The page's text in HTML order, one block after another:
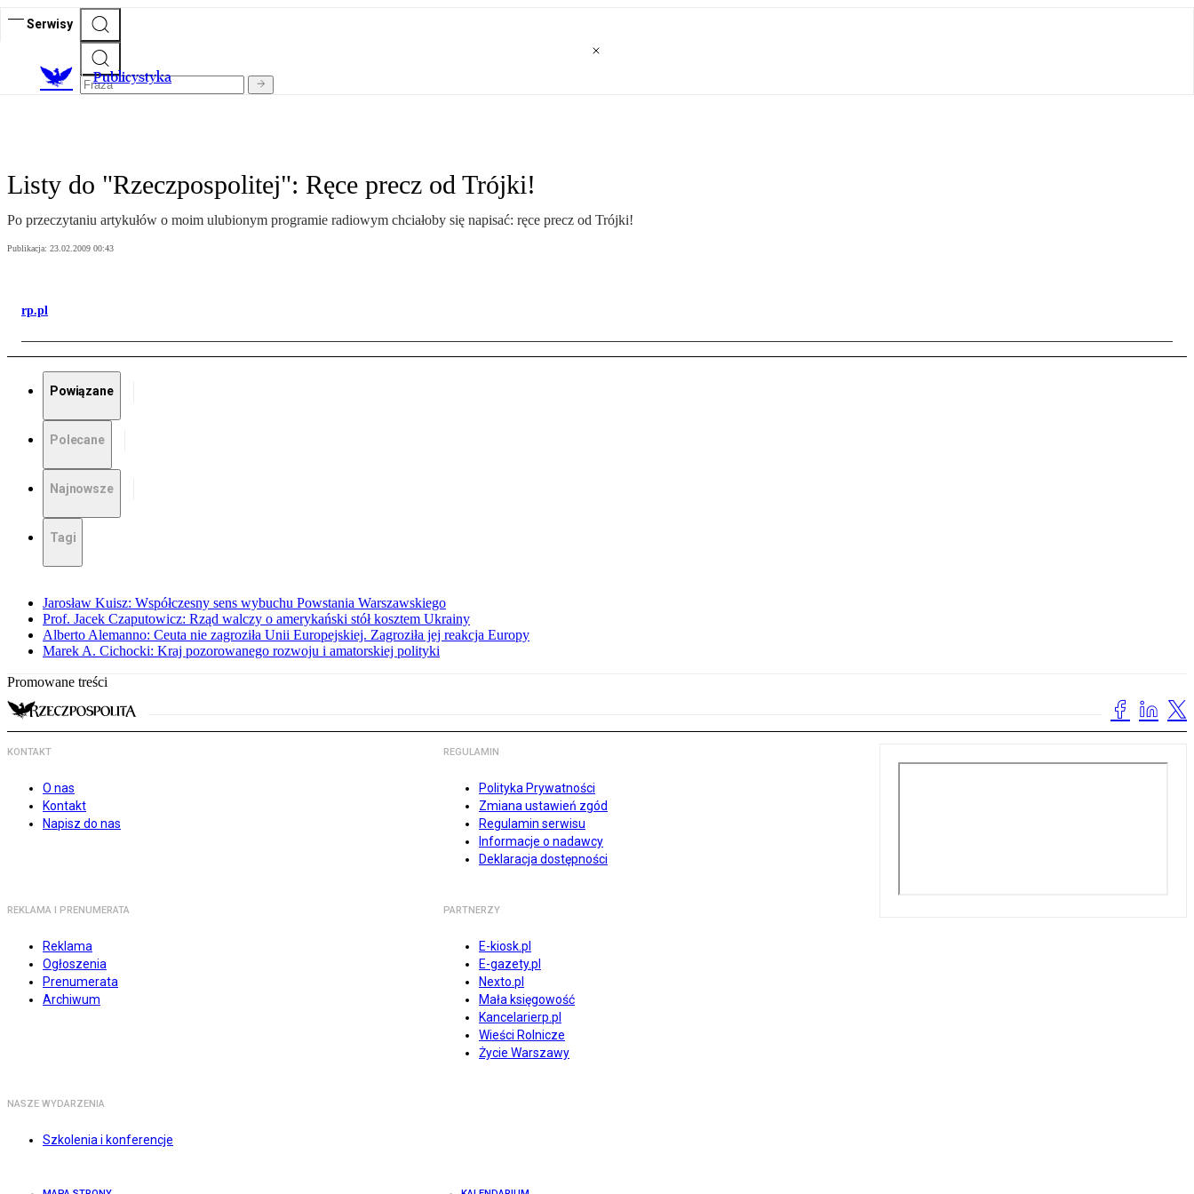
Serwisy
Publicystyka
Listy do "Rzeczpospolitej": Ręce precz od Trójki!
Po przeczytaniu artykułów o moim ulubionym programie radiowym chciałoby się napisać: ręce precz od Trójki!
Publikacja: 23.02.2009 00:43
rp.pl
Powiązane
Polecane
Najnowsze
Tagi
Jarosław Kuisz: Współczesny sens wybuchu Powstania Warszawskiego
Prof. Jacek Czaputowicz: Rząd walczy o amerykański stół kosztem Ukrainy
Alberto Alemanno: Ceuta nie zagroziła Unii Europejskiej. Zagroziła jej reakcja Europy
Marek A. Cichocki: Kraj pozorowanego rozwoju i amatorskiej polityki
Promowane treści
KONTAKT
O nas
Kontakt
Napisz do nas
REGULAMIN
Polityka Prywatności
Zmiana ustawień zgód
Regulamin serwisu
Informacje o nadawcy
Deklaracja dostępności
REKLAMA I PRENUMERATA
Reklama
Ogłoszenia
Prenumerata
Archiwum
PARTNERZY
E-kiosk.pl
E-gazety.pl
Nexto.pl
Mała księgowość
Kancelarierp.pl
Wieści Rolnicze
Życie Warszawy
NASZE WYDARZENIA
Szkolenia i konferencje